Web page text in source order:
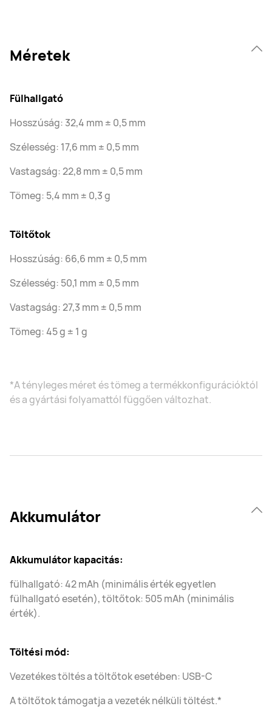
Méretek
Fülhallgató
Hosszúság: 32,4 mm ± 0,5 mm
Szélesség: 17,6 mm ± 0,5 mm
Vastagság: 22,8 mm ± 0,5 mm
Tömeg: 5,4 mm ± 0,3 g
Töltőtok
Hosszúság: 66,6 mm ± 0,5 mm
Szélesség: 50,1 mm ± 0,5 mm
Vastagság: 27,3 mm ± 0,5 mm
Tömeg: 45 g ± 1 g
*A tényleges méret és tömeg a termékkonfigurációktól
és a gyártási folyamattól függően változhat.
Akkumulátor
Akkumulátor kapacitás:
fülhallgató: 42 mAh (minimális érték egyetlen
fülhallgató esetén), töltőtok: 505 mAh (minimális
érték).
Töltési mód:
Vezetékes töltés a töltőtok esetében: USB-C
A töltőtok támogatja a vezeték nélküli töltést.*